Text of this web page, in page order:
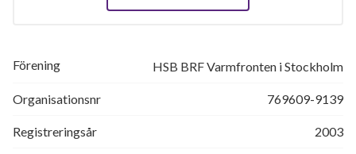
Förening HSB BRF Varmfronten i Stockholm
Organisationsnr 769609-9139
Registreringsår 2003